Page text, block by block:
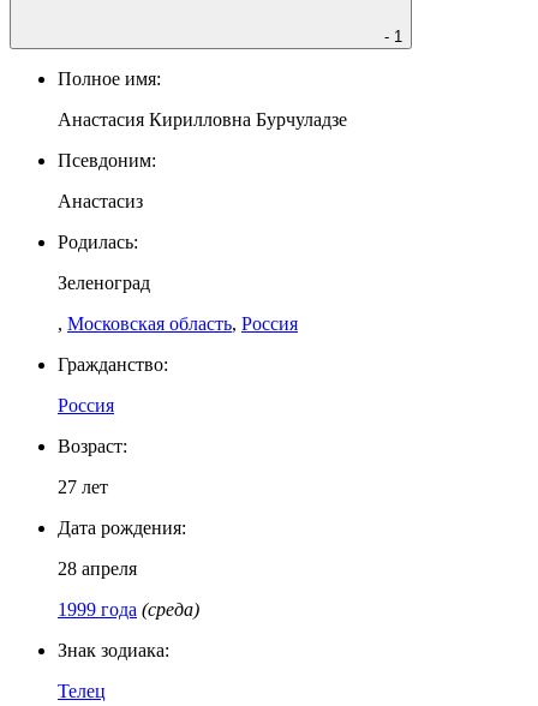
- 1
Полное имя:
Анастасия Кирилловна Бурчуладзе
Псевдоним:
Анастасиз
Родилась:
Зеленоград
, Московская область, Россия
Гражданство:
Россия
Возраст:
27 лет
Дата рождения:
28 апреля
1999 года (среда)
Знак зодиака:
Телец